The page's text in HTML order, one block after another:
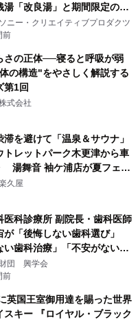
湯「改良湯」と期間限定のコ
ション サウナイキタイコラ
発売決定！
ニー・クリエイティブプロダクツ
前
さの正体──寝ると呼吸が弱
の構造"をやさしく解説する
第1回
式会社
滞を避けて「温泉＆サウナ」
トレットパーク木更津から車
湯舞音 袖ケ浦店が夏フェア
提供
久屋
医科診療所 副院長・歯科医師
が「後悔しない歯科選び」
い歯科治療」「不安がない治
テーマに専門監修
団 興学会
前
英国王室御用達を賜った世界
スキー 『ロイヤル・ブラック